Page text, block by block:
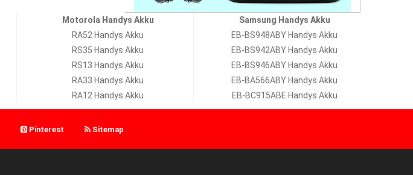
Motorola Handys Akku
RA52 Handys Akku
RS35 Handys Akku
RS13 Handys Akku
RA33 Handys Akku
RA12 Handys Akku
Samsung Handys Akku
EB-BS948ABY Handys Akku
EB-BS942ABY Handys Akku
EB-BS946ABY Handys Akku
EB-BA566ABY Handys Akku
EB-BC915ABE Handys Akku
Pinterest Sitemap